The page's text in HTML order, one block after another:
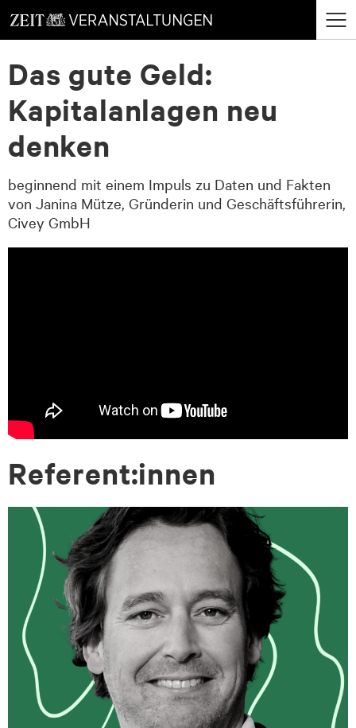
zum
Seiteninhalt
zum
Footer-
Menü
Menü
Das gute Geld:
Kapitalanlagen neu
denken
beginnend mit einem Impuls zu Daten und Fakten
von Janina Mütze, Gründerin und Geschäftsführerin,
Civey GmbH
Re­fe­rent:in­nen